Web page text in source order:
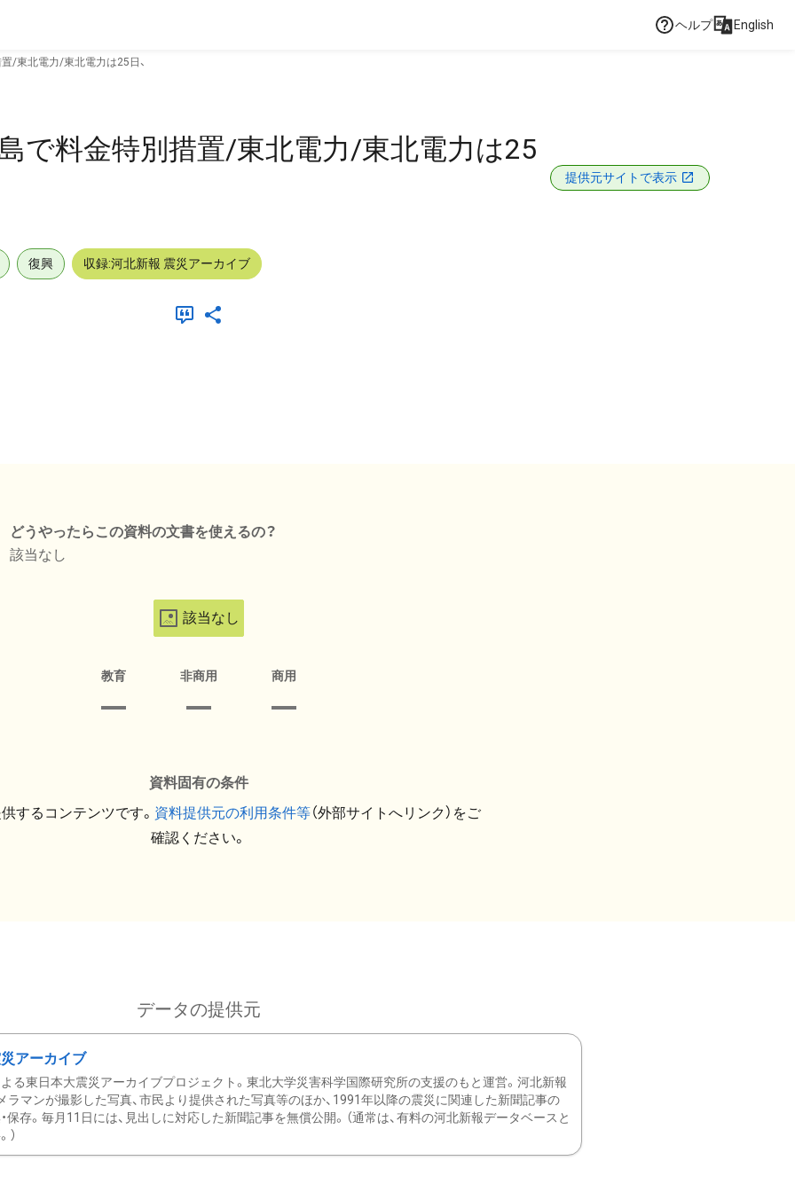
ヘルプ English
/東北電力/東北電力は25日、
で料金特別措置/東北電力/東北電力は25
提供元サイトで表示
復興 収録:河北新報 震災アーカイブ
どうやったらこの資料の文書を使えるの？
該当なし
該当なし
教育 非商用 商用
資料固有の条件
するコンテンツです。 資料提供元の利用条件等（外部サイトへリンク）をご
確認ください。
データの提供元
アーカイブ
る東日本大震災アーカイブプロジェクト。東北大学災害科学国際研究所の支援のもと運営。河北新報
ラマンが撮影した写真、市民より提供された写真等のほか、1991年以降の震災に関連した新聞記事の
保存。毎月11日には、見出しに対応した新聞記事を無償公開。（通常は、有料の河北新報データベースと
）